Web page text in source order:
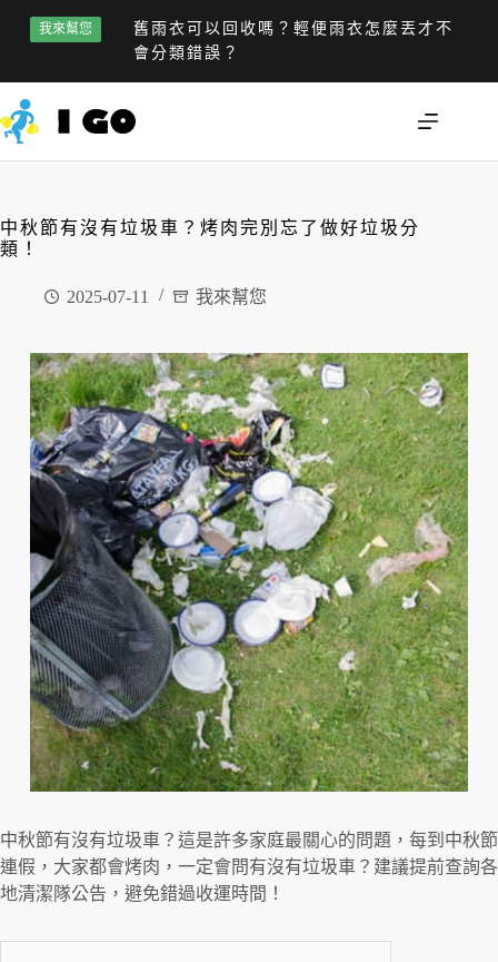
我來幫您
舊雨衣可以回收嗎？輕便雨衣怎麼丟才不
會分類錯誤？
中秋節有沒有垃圾車？烤肉完別忘了做好垃圾分
類！
2025-07-11 我來幫您
中秋節有沒有垃圾車？這是許多家庭最關心的問題，每到中秋節
連假，大家都會烤肉，一定會問有沒有垃圾車？建議提前查詢各
地清潔隊公告，避免錯過收運時間！